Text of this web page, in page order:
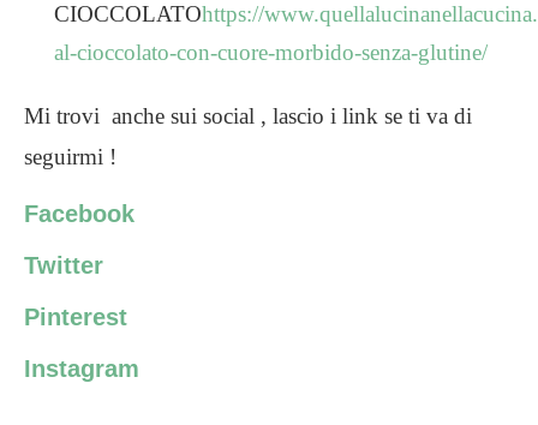
CIOCCOLATOhttps://
al-cioccolato-con-cuore-morbido-senza-glutine/
Mi trovi anche sui social , lascio i link se ti va di
seguirmi !
Facebook
Twitter
Pinterest
Instagram